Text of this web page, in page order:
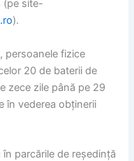
(pe site-
).
persoanele fizice
20 de baterii de
zece zile până pe 29
în vederea obținerii
parcările de reședință